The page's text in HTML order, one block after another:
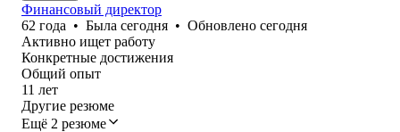
Финансовый директор
62 года • Была сегодня • Обновлено сегодня
Активно ищет работу
Конкретные достижения
Общий опыт
11 лет
Другие резюме
Ещё 2 резюме